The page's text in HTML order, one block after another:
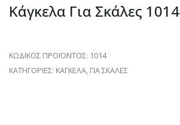
Κάγκελα Για Σκάλες 1014
ΚΩΔΙΚΟΣ ΠΡΟΪΟΝΤΟΣ: 1014
ΚΑΤΗΓΟΡΙΕΣ: ΚΑΓΚΕΛΑ, ΓΙΑ ΣΚΑΛΕΣ